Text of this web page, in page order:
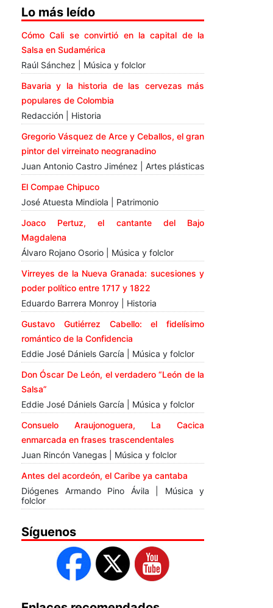
Lo más leído
Cómo Cali se convirtió en la capital de la
Salsa en Sudamérica
Raúl Sánchez | Música y folclor
Bavaria y la historia de las cervezas más
populares de Colombia
Redacción | Historia
Gregorio Vásquez de Arce y Ceballos, el gran
pintor del virreinato neogranadino
Juan Antonio Castro Jiménez | Artes plásticas
El Compae Chipuco
José Atuesta Mindiola | Patrimonio
Joaco Pertuz, el cantante del Bajo
Magdalena
Álvaro Rojano Osorio | Música y folclor
Virreyes de la Nueva Granada: sucesiones y
poder político entre 1717 y 1822
Eduardo Barrera Monroy | Historia
Gustavo Gutiérrez Cabello: el fidelísimo
romántico de la Confidencia
Eddie José Dániels García | Música y folclor
Don Óscar De León, el verdadero “León de la
Salsa”
Eddie José Dániels García | Música y folclor
Consuelo Araujonoguera, La Cacica
enmarcada en frases trascendentales
Juan Rincón Vanegas | Música y folclor
Antes del acordeón, el Caribe ya cantaba
Diógenes Armando Pino Ávila | Música y
folclor
Síguenos